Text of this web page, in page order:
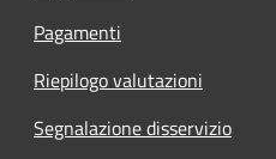
Pagamenti
Riepilogo valutazioni
Segnalazione disservizio